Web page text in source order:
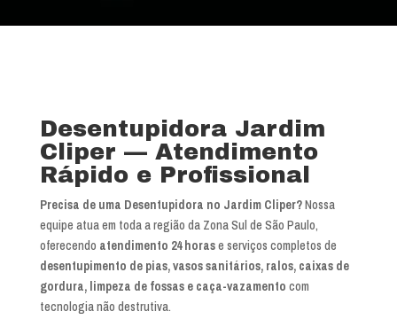
Desentupidora Jardim
Cliper — Atendimento
Rápido e Profissional
Precisa de uma Desentupidora no Jardim Cliper?Nossa
equipe atua em toda a região da Zona Sul de São Paulo,
oferecendo atendimento 24 horase serviços completos de
desentupimento de pias, vasos sanitários, ralos, caixas de
gordura, limpeza de fossas e caça-vazamento com
tecnologia não destrutiva.